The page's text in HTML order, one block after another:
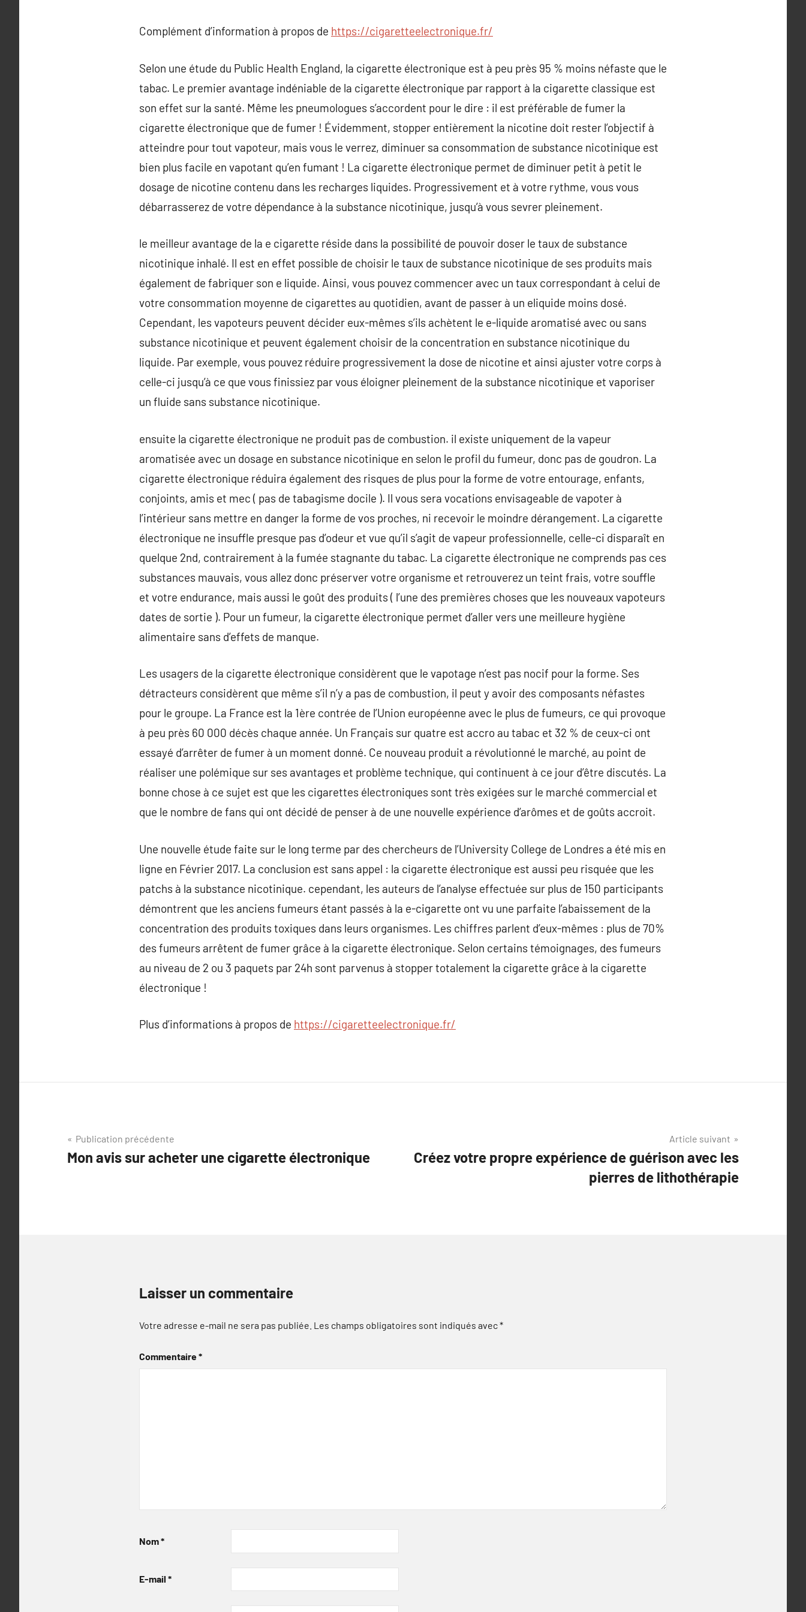
Complément d’information à propos de https://cigaretteelectronique.fr/
Selon une étude du Public Health England, la cigarette électronique est à peu près 95 % moins néfaste que le
tabac. Le premier avantage indéniable de la cigarette électronique par rapport à la cigarette classique est
son effet sur la santé. Même les pneumologues s’accordent pour le dire : il est préférable de fumer la
cigarette électronique que de fumer ! Évidemment, stopper entièrement la nicotine doit rester l’objectif à
atteindre pour tout vapoteur, mais vous le verrez, diminuer sa consommation de substance nicotinique est
bien plus facile en vapotant qu’en fumant ! La cigarette électronique permet de diminuer petit à petit le
dosage de nicotine contenu dans les recharges liquides. Progressivement et à votre rythme, vous vous
débarrasserez de votre dépendance à la substance nicotinique, jusqu’à vous sevrer pleinement.
le meilleur avantage de la e cigarette réside dans la possibilité de pouvoir doser le taux de substance
nicotinique inhalé. Il est en effet possible de choisir le taux de substance nicotinique de ses produits mais
également de fabriquer son e liquide. Ainsi, vous pouvez commencer avec un taux correspondant à celui de
votre consommation moyenne de cigarettes au quotidien, avant de passer à un eliquide moins dosé.
Cependant, les vapoteurs peuvent décider eux-mêmes s’ils achètent le e-liquide aromatisé avec ou sans
substance nicotinique et peuvent également choisir de la concentration en substance nicotinique du
liquide. Par exemple, vous pouvez réduire progressivement la dose de nicotine et ainsi ajuster votre corps à
celle-ci jusqu’à ce que vous finissiez par vous éloigner pleinement de la substance nicotinique et vaporiser
un fluide sans substance nicotinique.
ensuite la cigarette électronique ne produit pas de combustion. il existe uniquement de la vapeur
aromatisée avec un dosage en substance nicotinique en selon le profil du fumeur, donc pas de goudron. La
cigarette électronique réduira également des risques de plus pour la forme de votre entourage, enfants,
conjoints, amis et mec ( pas de tabagisme docile ). Il vous sera vocations envisageable de vapoter à
l’intérieur sans mettre en danger la forme de vos proches, ni recevoir le moindre dérangement. La cigarette
électronique ne insuffle presque pas d’odeur et vue qu’il s’agit de vapeur professionnelle, celle-ci disparaît en
quelque 2nd, contrairement à la fumée stagnante du tabac. La cigarette électronique ne comprends pas ces
substances mauvais, vous allez donc préserver votre organisme et retrouverez un teint frais, votre souffle
et votre endurance, mais aussi le goût des produits ( l’une des premières choses que les nouveaux vapoteurs
dates de sortie ). Pour un fumeur, la cigarette électronique permet d’aller vers une meilleure hygiène
alimentaire sans d’effets de manque.
Les usagers de la cigarette électronique considèrent que le vapotage n’est pas nocif pour la forme. Ses
détracteurs considèrent que même s’il n’y a pas de combustion, il peut y avoir des composants néfastes
pour le groupe. La France est la 1ère contrée de l’Union européenne avec le plus de fumeurs, ce qui provoque
à peu près 60 000 décès chaque année. Un Français sur quatre est accro au tabac et 32 % de ceux-ci ont
essayé d’arrêter de fumer à un moment donné. Ce nouveau produit a révolutionné le marché, au point de
réaliser une polémique sur ses avantages et problème technique, qui continuent à ce jour d’être discutés. La
bonne chose à ce sujet est que les cigarettes électroniques sont très exigées sur le marché commercial et
que le nombre de fans qui ont décidé de penser à de une nouvelle expérience d’arômes et de goûts accroit.
Une nouvelle étude faite sur le long terme par des chercheurs de l’University College de Londres a été mis en
ligne en Février 2017. La conclusion est sans appel : la cigarette électronique est aussi peu risquée que les
patchs à la substance nicotinique. cependant, les auteurs de l’analyse effectuée sur plus de 150 participants
démontrent que les anciens fumeurs étant passés à la e-cigarette ont vu une parfaite l’abaissement de la
concentration des produits toxiques dans leurs organismes. Les chiffres parlent d’eux-mêmes : plus de 70%
des fumeurs arrêtent de fumer grâce à la cigarette électronique. Selon certains témoignages, des fumeurs
au niveau de 2 ou 3 paquets par 24h sont parvenus à stopper totalement la cigarette grâce à la cigarette
électronique !
Plus d’informations à propos de https://cigaretteelectronique.fr/
Navigation
de
Publication précédente
Mon avis sur acheter une cigarette électronique
Article suivant
Créez votre propre expérience de guérison avec les
pierres de lithothérapie
Laisser un commentaire
Votre adresse e-mail ne sera pas publiée. Les champs obligatoires sont indiqués avec*
Commentaire*
Nom*
E-mail *